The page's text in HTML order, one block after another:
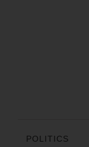
POLITICS